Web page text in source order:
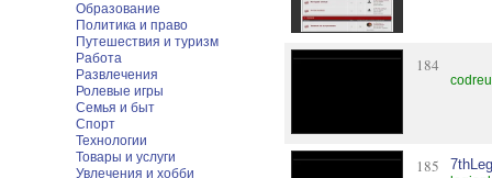
Образование
Политика и право
Путешествия и туризм
Работа
Развлечения
Ролевые игры
Семья и быт
Спорт
Технологии
Товары и услуги
Увлечения и хобби
184
185